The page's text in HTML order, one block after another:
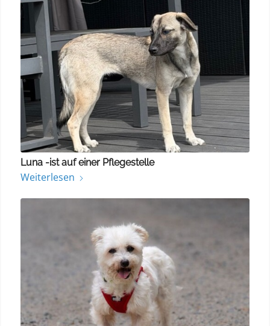
Luna -ist auf einer Pflegestelle
Weiterlesen